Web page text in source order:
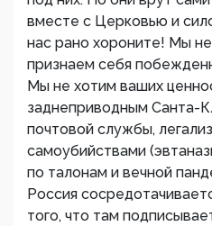
вместе с Церковью и
нас рано хороните! Мы
признаем себя
Мы не хотим ваших
заднеприводным Санта-
почтовой службы,
самоубийствами
по талонам и вечной
Россия
того, что там